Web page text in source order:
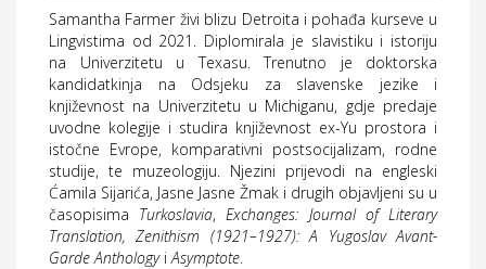
Samantha Farmer živi blizu Detroita i pohađa kurseve u
Lingvistima od 2021. Diplomirala je slavistiku i istoriju
na Univerzitetu u Texasu. Trenutno je doktorska
kandidatkinja na Odsjeku za slavenske jezike i
književnost na Univerzitetu u Michiganu, gdje predaje
uvodne kolegije i studira književnost ex-Yu prostora i
istočne Evrope, komparativni postsocijalizam, rodne
studije, te muzeologiju. Njezini prijevodi na engleski
Ćamila Sijarića, Jasne Jasne Žmak i drugih objavljeni su u
časopisima Turkoslavia,Exchanges: Journal of Literary
Translation, Zenithism (1921–1927): A Yugoslav Avant-
Garde Anthology iAsymptote.